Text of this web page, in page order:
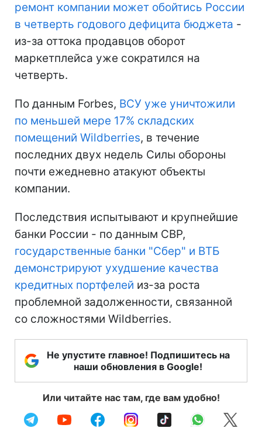
ремонт компании может обойтись России
в четверть годового дефицита бюджета -
из-за оттока продавцов оборот
маркетплейса уже сократился на
четверть.
По данным Forbes, ВСУ уже уничтожили
по меньшей мере 17% складских
помещений Wildberries, в течение
последних двух недель Силы обороны
почти ежедневно атакуют объекты
компании.
Последствия испытывают и крупнейшие
банки России - по данным СВР,
государственные банки "Сбер" и ВТБ
демонстрируют ухудшение качества
кредитных портфелей из-за роста
проблемной задолженности, связанной
со сложностями Wildberries.
Не упустите главное! Подпишитесь на
наши обновления в Google!
Или читайте нас там, где вам удобно!